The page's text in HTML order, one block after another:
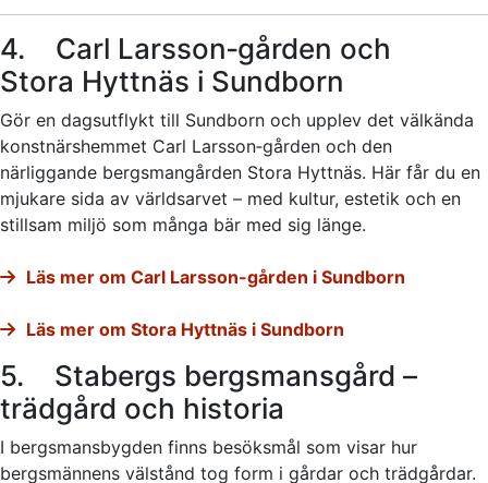
4. Carl Larsson‑gården och
Stora Hyttnäs i Sundborn
Gör en dagsutflykt till Sundborn och upplev det välkända
konstnärshemmet Carl Larsson‑gården och den
närliggande bergsmangården Stora Hyttnäs. Här får du en
mjukare sida av världsarvet – med kultur, estetik och en
stillsam miljö som många bär med sig länge.
Läs mer om Carl Larsson-gården i Sundborn
Läs mer om Stora Hyttnäs i Sundborn
5. Stabergs bergsmansgård –
trädgård och historia
I bergsmansbygden finns besöksmål som visar hur
bergsmännens välstånd tog form i gårdar och trädgårdar.